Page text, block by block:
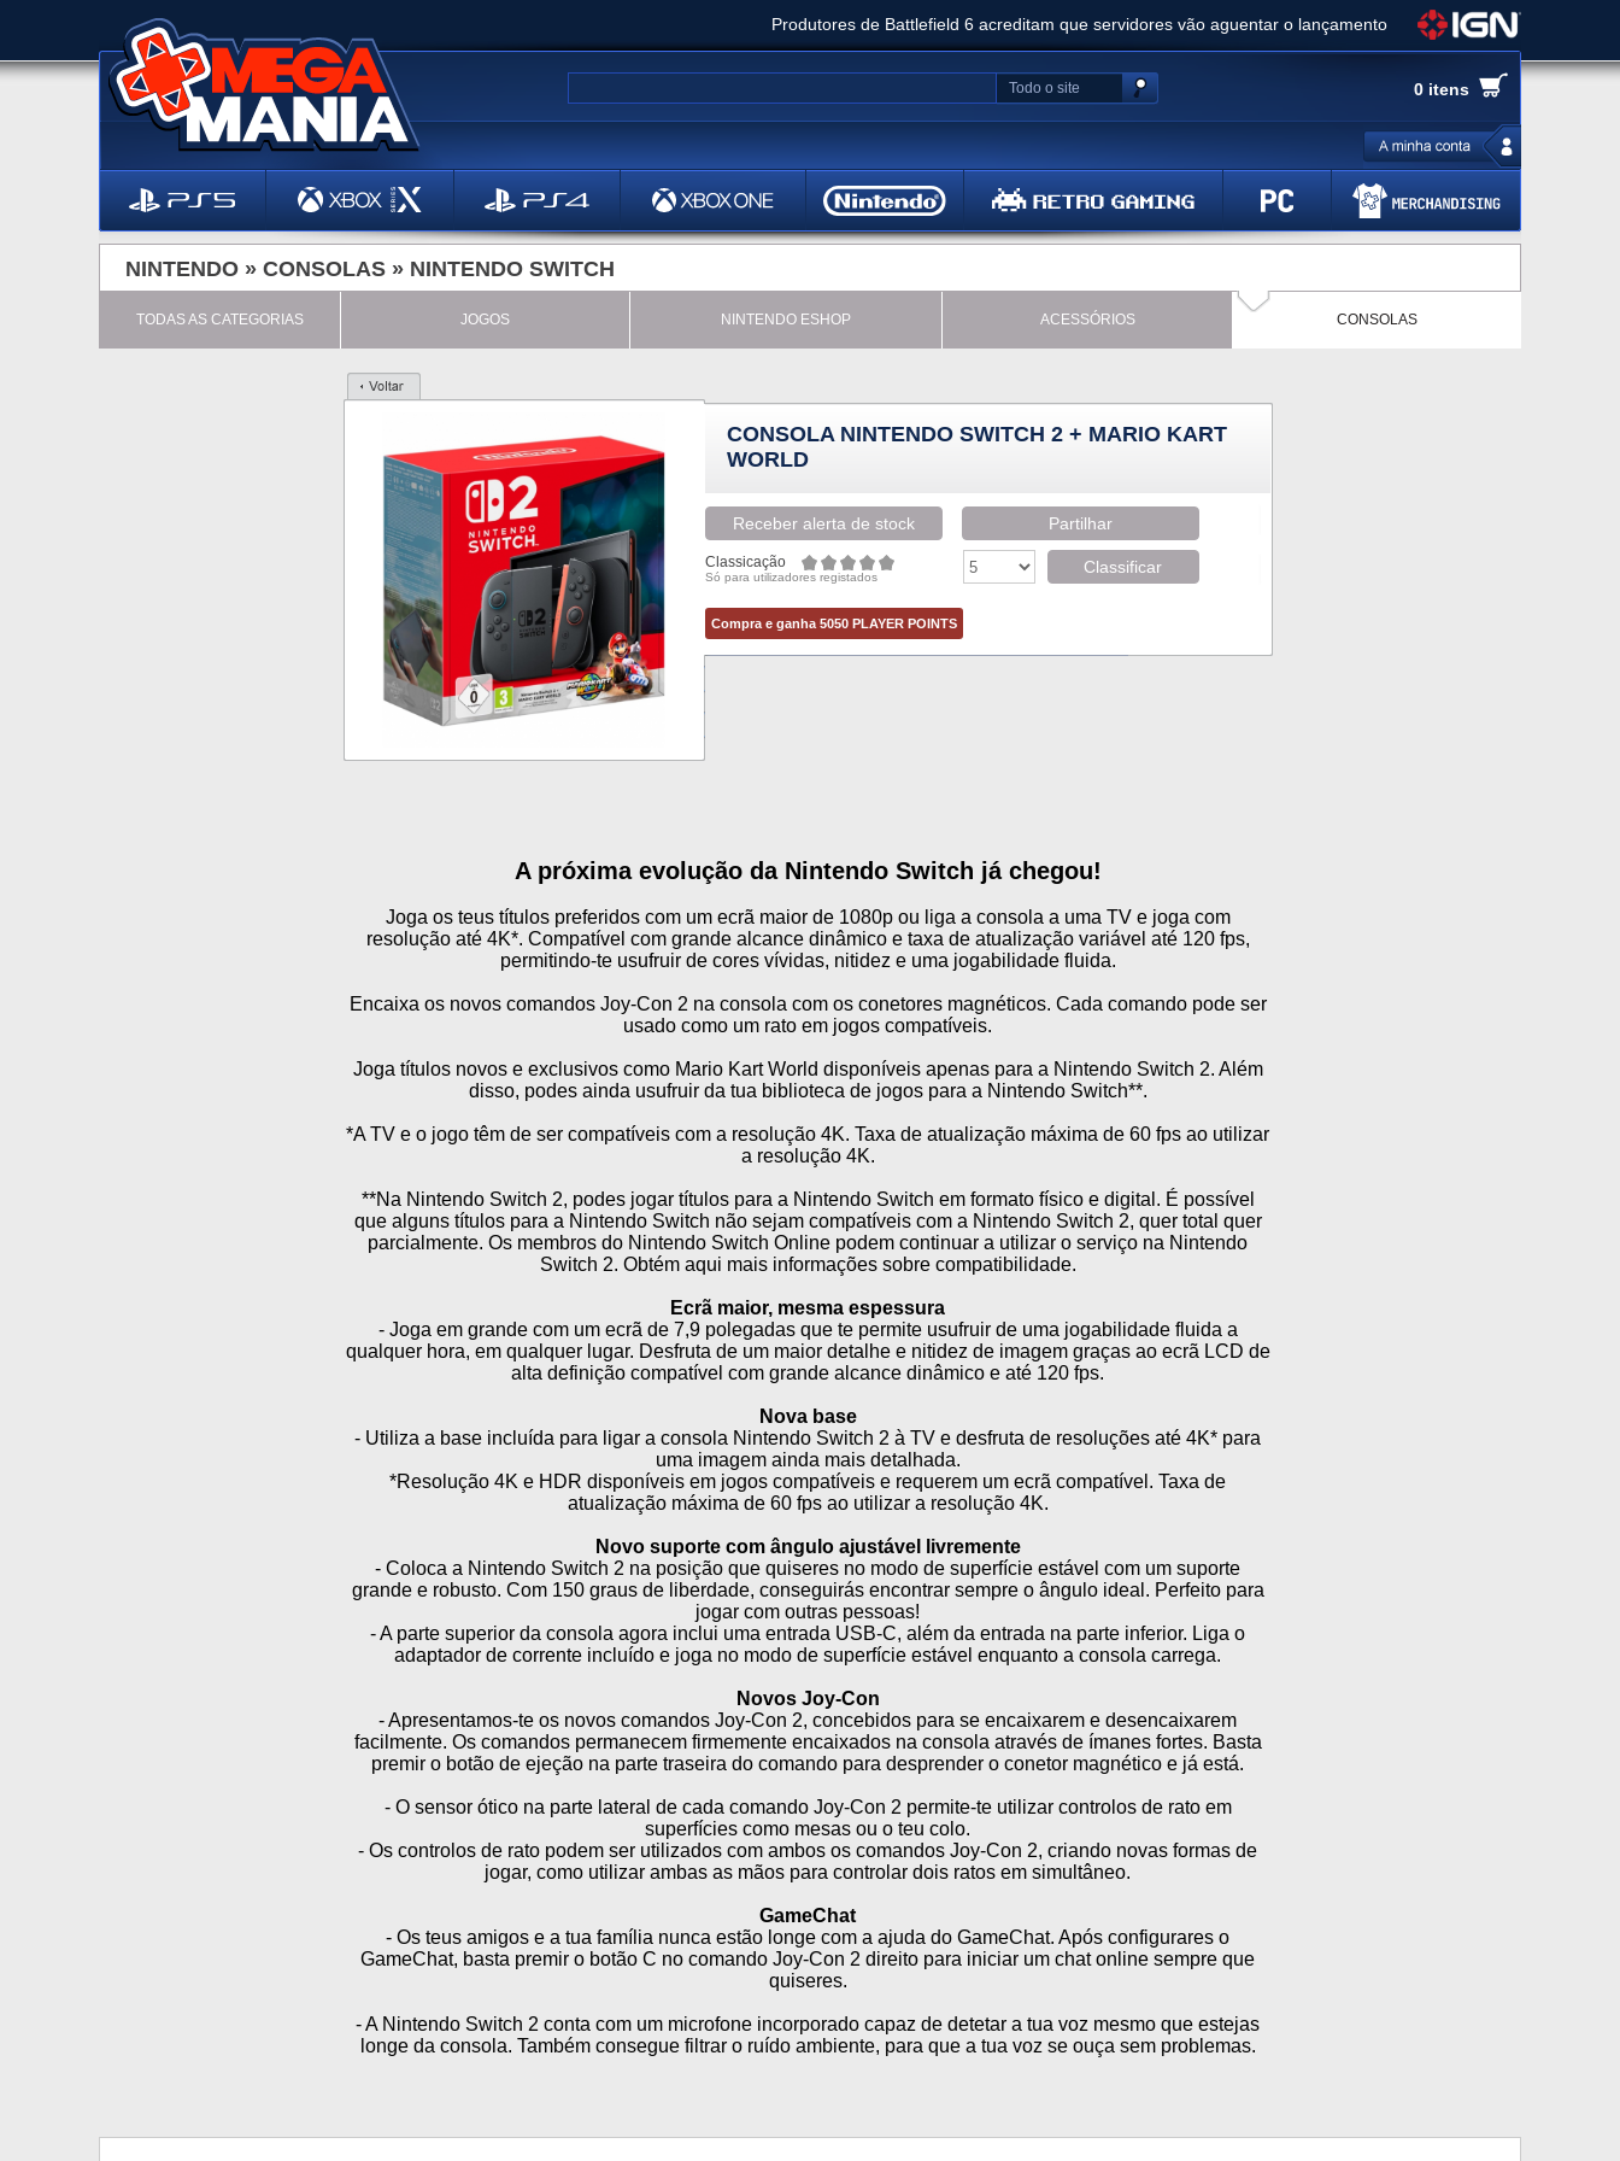
Produtores de Battlefield 6 acreditam que servidores vão aguentar o lançamento
Clair Obscur: Expedition 33 já vendeu 5 milhões de cópias e vai receber novo conteúdo
Ghost of Yotei - Análise
Metal Gear Solid Delta: Snake Eater - Análise
Bethesda anuncia livestream para o Fallout Day
0 itens
Todo o site
NINTENDO » CONSOLAS » NINTENDO SWITCH
TODAS AS CATEGORIAS JOGOS NINTENDO ESHOP ACESSÓRIOS CONSOLAS
CONSOLA NINTENDO SWITCH 2 + MARIO KART
WORLD
Receber alerta de stock Partilhar
Classicação
Só para utilizadores registados
Classificar
Compra e ganha 5050 PLAYER POINTS
A próxima evolução da Nintendo Switch já chegou!
Joga os teus títulos preferidos com um ecrã maior de 1080p ou liga a consola a uma TV e joga com
resolução até 4K*. Compatível com grande alcance dinâmico e taxa de atualização variável até 120 fps,
permitindo-te usufruir de cores vívidas, nitidez e uma jogabilidade fluida.
Encaixa os novos comandos Joy-Con 2 na consola com os conetores magnéticos. Cada comando pode ser
usado como um rato em jogos compatíveis.
Joga títulos novos e exclusivos como Mario Kart World disponíveis apenas para a Nintendo Switch 2. Além
disso, podes ainda usufruir da tua biblioteca de jogos para a Nintendo Switch**.
*A TV e o jogo têm de ser compatíveis com a resolução 4K. Taxa de atualização máxima de 60 fps ao utilizar
a resolução 4K.
**Na Nintendo Switch 2, podes jogar títulos para a Nintendo Switch em formato físico e digital. É possível
que alguns títulos para a Nintendo Switch não sejam compatíveis com a Nintendo Switch 2, quer total quer
parcialmente. Os membros do Nintendo Switch Online podem continuar a utilizar o serviço na Nintendo
Switch 2. Obtém aqui mais informações sobre compatibilidade.
Ecrã maior, mesma espessura
- Joga em grande com um ecrã de 7,9 polegadas que te permite usufruir de uma jogabilidade fluida a
qualquer hora, em qualquer lugar. Desfruta de um maior detalhe e nitidez de imagem graças ao ecrã LCD de
alta definição compatível com grande alcance dinâmico e até 120 fps.
Nova base
- Utiliza a base incluída para ligar a consola Nintendo Switch 2 à TV e desfruta de resoluções até 4K* para
uma imagem ainda mais detalhada.
*Resolução 4K e HDR disponíveis em jogos compatíveis e requerem um ecrã compatível. Taxa de
atualização máxima de 60 fps ao utilizar a resolução 4K.
Novo suporte com ângulo ajustável livremente
- Coloca a Nintendo Switch 2 na posição que quiseres no modo de superfície estável com um suporte
grande e robusto. Com 150 graus de liberdade, conseguirás encontrar sempre o ângulo ideal. Perfeito para
jogar com outras pessoas!
- A parte superior da consola agora inclui uma entrada USB-C, além da entrada na parte inferior. Liga o
adaptador de corrente incluído e joga no modo de superfície estável enquanto a consola carrega.
Novos Joy-Con
- Apresentamos-te os novos comandos Joy-Con 2, concebidos para se encaixarem e desencaixarem
facilmente. Os comandos permanecem firmemente encaixados na consola através de ímanes fortes. Basta
premir o botão de ejeção na parte traseira do comando para desprender o conetor magnético e já está.
- O sensor ótico na parte lateral de cada comando Joy-Con 2 permite-te utilizar controlos de rato em
superfícies como mesas ou o teu colo.
- Os controlos de rato podem ser utilizados com ambos os comandos Joy-Con 2, criando novas formas de
jogar, como utilizar ambas as mãos para controlar dois ratos em simultâneo.
GameChat
- Os teus amigos e a tua família nunca estão longe com a ajuda do GameChat. Após configurares o
GameChat, basta premir o botão C no comando Joy-Con 2 direito para iniciar um chat online sempre que
quiseres.
- A Nintendo Switch 2 conta com um microfone incorporado capaz de detetar a tua voz mesmo que estejas
longe da consola. Também consegue filtrar o ruído ambiente, para que a tua voz se ouça sem problemas.